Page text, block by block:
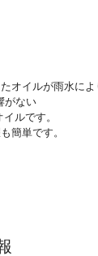
オイルが雨水に
がない
ルです。
簡単です。